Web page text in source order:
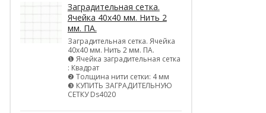
Заградительная сетка.
Ячейка 40х40 мм. Нить 2
мм. ПА.
Заградительная сетка. Ячейка
40х40 мм. Нить 2 мм. ПА.
❶ Ячейка заградительная сетка
: Квадрат
❷ Толщина нити сетки: 4 мм
❸ КУПИТЬ ЗАГРАДИТЕЛЬНУЮ
СЕТКУ Ds4020